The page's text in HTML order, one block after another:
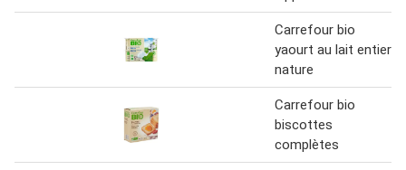
Carrefour bio
yaourt au lait entier
nature
Carrefour bio
biscottes
complètes